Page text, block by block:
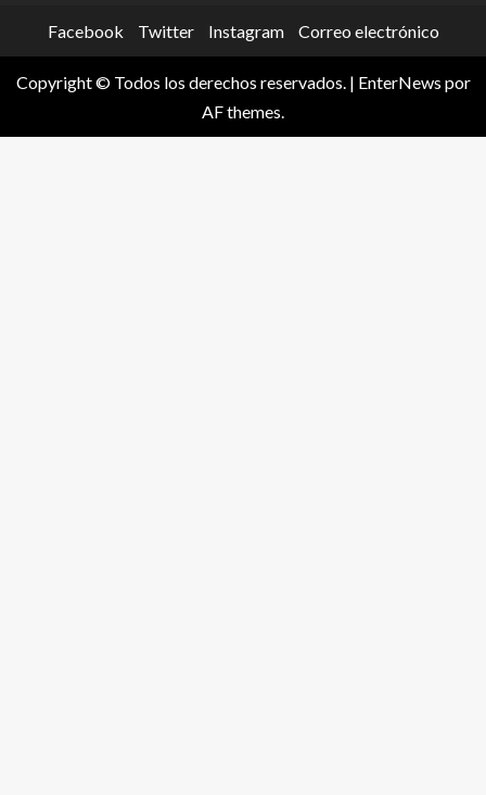
Facebook Twitter Instagram Correo electrónico
Copyright © Todos los derechos reservados. | EnterNews por
AF themes.